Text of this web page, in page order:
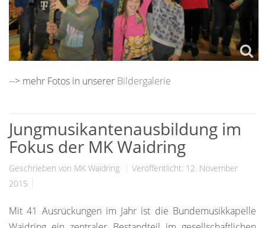
--> mehr Fotos in unserer Bildergalerie
Jungmusikantenausbildung im
Fokus der MK Waidring
Geschrieben von MK Waidring
Veröffentlicht: 12. November
2015
Mit 41 Ausrückungen im Jahr ist die Bundemusikkapelle